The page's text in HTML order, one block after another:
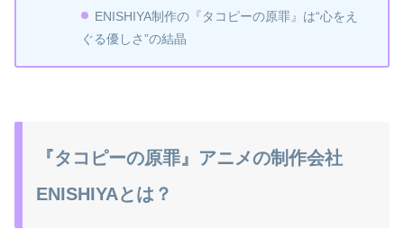
ENISHIYA制作の『タコピーの原罪』は“心をえ
ぐる優しさ”の結晶
『タコピーの原罪』アニメの制作会社
ENISHIYAとは？